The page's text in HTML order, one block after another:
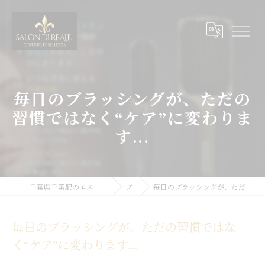
毎日のブラッシングが、ただの
習慣ではなく“ケア”に変わりま
す...
千葉県千葉駅のエステサロンならSALON DI REALE ブログ 毎日のブラッシングが、ただの習慣ではなく“ケア”に変わります...
毎日のブラッシングが、ただの習慣ではな
く“ケア”に変わります...